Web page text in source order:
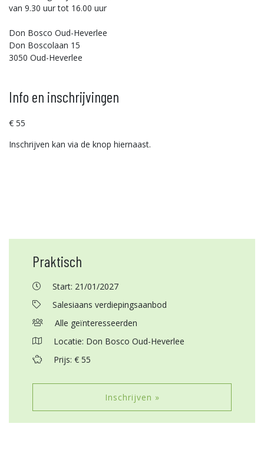
van 9.30 uur tot 16.00 uur
Don Bosco Oud-Heverlee
Don Boscolaan 15
3050 Oud-Heverlee
Info en inschrijvingen
€ 55
Inschrijven kan via de knop hiernaast.
Praktisch
Start: 21/01/2027
Salesiaans verdiepingsaanbod
Alle geïnteresseerden
Locatie: Don Bosco Oud-Heverlee
Prijs: € 55
Inschrijven »